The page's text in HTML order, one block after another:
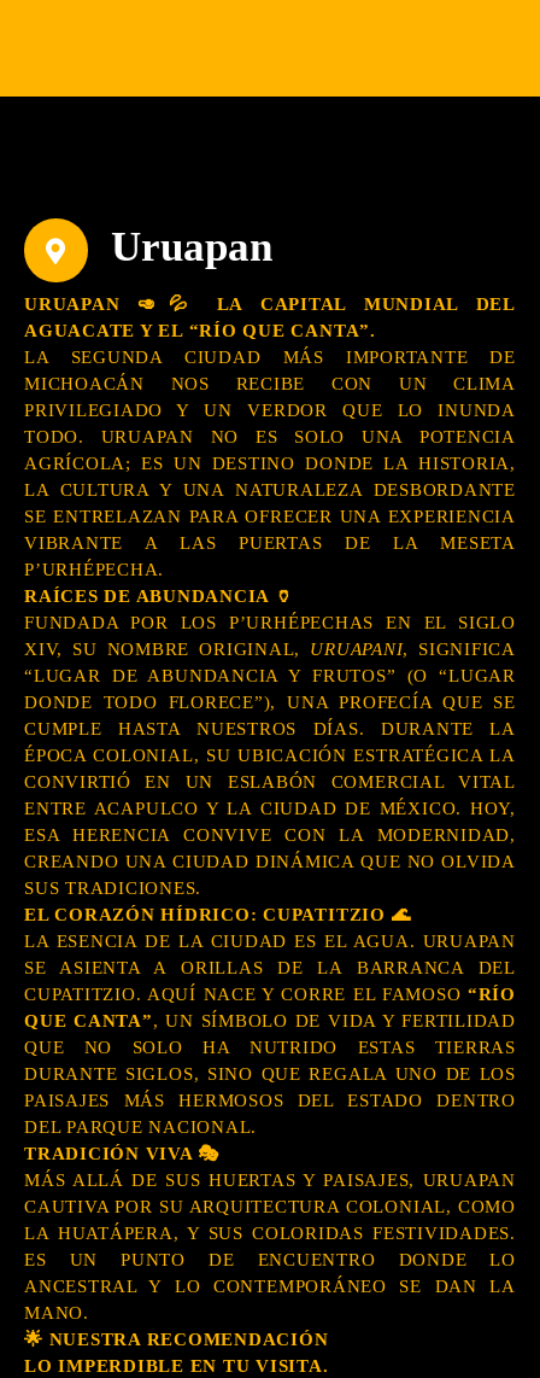
Uruapan
URUAPAN 🥑💦
LA CAPITAL MUNDIAL DEL
AGUACATE Y EL “RÍO QUE CANTA”.
LA SEGUNDA CIUDAD MÁS IMPORTANTE DE
MICHOACÁN NOS RECIBE CON UN CLIMA
PRIVILEGIADO Y UN VERDOR QUE LO INUNDA
TODO. URUAPAN NO ES SOLO UNA POTENCIA
AGRÍCOLA; ES UN DESTINO DONDE LA HISTORIA,
LA CULTURA Y UNA NATURALEZA DESBORDANTE
SE ENTRELAZAN PARA OFRECER UNA EXPERIENCIA
VIBRANTE A LAS PUERTAS DE LA MESETA
P’URHÉPECHA.
RAÍCES DE ABUNDANCIA 🏺
FUNDADA POR LOS P’URHÉPECHAS EN EL SIGLO
XIV, SU NOMBRE ORIGINAL, URUAPANI, SIGNIFICA
“LUGAR DE ABUNDANCIA Y FRUTOS” (O “LUGAR
DONDE TODO FLORECE”), UNA PROFECÍA QUE SE
CUMPLE HASTA NUESTROS DÍAS. DURANTE LA
ÉPOCA COLONIAL, SU UBICACIÓN ESTRATÉGICA LA
CONVIRTIÓ EN UN ESLABÓN COMERCIAL VITAL
ENTRE ACAPULCO Y LA CIUDAD DE MÉXICO. HOY,
ESA HERENCIA CONVIVE CON LA MODERNIDAD,
CREANDO UNA CIUDAD DINÁMICA QUE NO OLVIDA
SUS TRADICIONES.
EL CORAZÓN HÍDRICO: CUPATITZIO 🌊
LA ESENCIA DE LA CIUDAD ES EL AGUA. URUAPAN
SE ASIENTA A ORILLAS DE LA BARRANCA DEL
CUPATITZIO. AQUÍ NACE Y CORRE EL FAMOSO “RÍO
QUE CANTA”, UN SÍMBOLO DE VIDA Y FERTILIDAD
QUE NO SOLO HA NUTRIDO ESTAS TIERRAS
DURANTE SIGLOS, SINO QUE REGALA UNO DE LOS
PAISAJES MÁS HERMOSOS DEL ESTADO DENTRO
DEL PARQUE NACIONAL.
TRADICIÓN VIVA 🎭
MÁS ALLÁ DE SUS HUERTAS Y PAISAJES, URUAPAN
CAUTIVA POR SU ARQUITECTURA COLONIAL, COMO
LA HUATÁPERA, Y SUS COLORIDAS FESTIVIDADES.
ES UN PUNTO DE ENCUENTRO DONDE LO
ANCESTRAL Y LO CONTEMPORÁNEO SE DAN LA
MANO.
🌟 NUESTRA RECOMENDACIÓN
LO IMPERDIBLE EN TU VISITA.